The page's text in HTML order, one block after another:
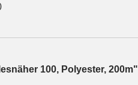
100, Polyester, 200m"